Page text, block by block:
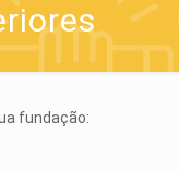
fundação: